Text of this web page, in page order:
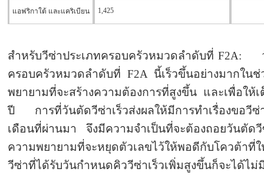
แอฟริกาใต้ และแคริเบียน 1,425
สำหรับวีซ่าประเภทครอบครัวหมวดลำดับที่ F2A:
ครอบครัวหมวดลำดับที่ F2A นี้เร็วขึ้นอย่างมากใน
พยายามที่จะสร้างความต้องการที่สูงขึ้น และเพื่อให้
ปี การที่วันตัดวีซ่าเร็วส่งผลให้มีการทำเรื่องขอวีซ่
เดือนที่ผ่านมา จึงมีความจำเป็นที่จะต้องถอยวันตัด
ความพยายามที่จะหยุดตัวเลขไว้ให้พอดีกับโควต้าที่
วีซ่าที่ได้รับวันกำหนดคิววีซ่าเร็วเพิ่มสูงขึ้นก็จะได้ไ